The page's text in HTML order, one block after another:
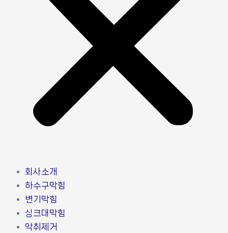
회사소개
하수구막힘
변기막힘
싱크대막힘
악취제거